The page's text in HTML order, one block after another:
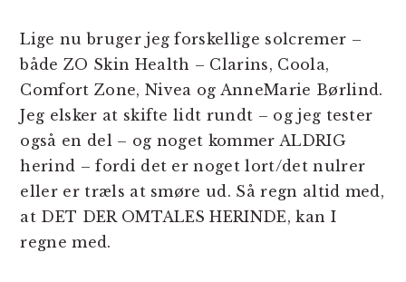
Lige nu bruger jeg forskellige solcremer –
både ZO Skin Health – Clarins, Coola,
Comfort Zone, Nivea og AnneMarie Børlind.
Jeg elsker at skifte lidt rundt – og jeg tester
også en del – og noget kommer ALDRIG
herind – fordi det er noget lort/det nulrer
eller er træls at smøre ud. Så regn altid med,
at DET DER OMTALES HERINDE, kan I
regne med.